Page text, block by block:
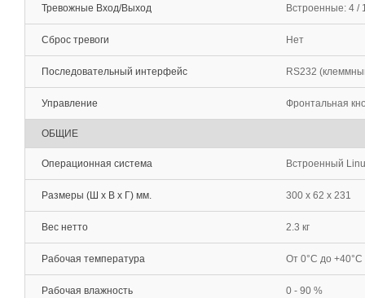
Тревожные Вход/Выход Встроенные: 4 /
Сброс тревоги Нет
Последовательный интерфейс RS232
Управление Фронтальная
ОБЩИЕ
Операционная система Встроенный
Размеры (Ш х В х Г) мм. 300 x 62 x 231
Вес нетто 2.3 кг
Рабочая температура От 0°С до +40°С
Рабочая влажность 0 - 90 %